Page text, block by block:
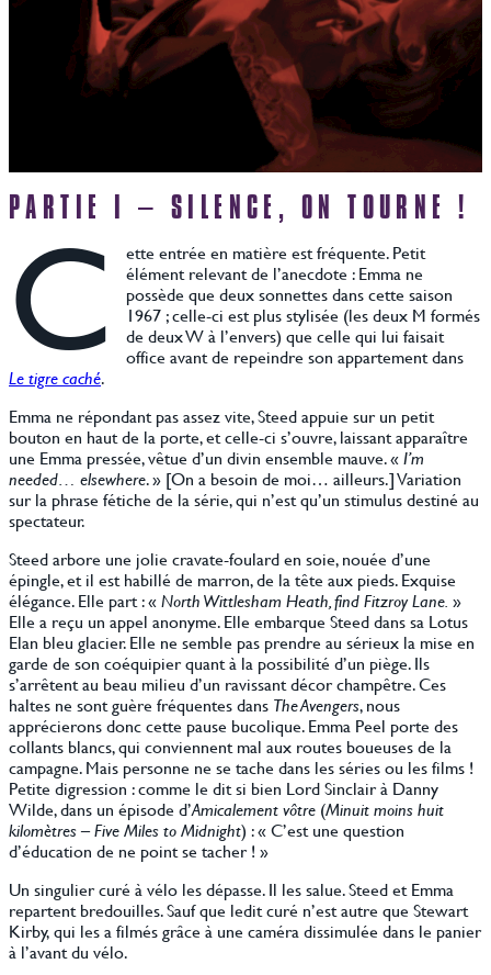
PARTIE I – SILENCE, ON TOURNE !
C
ette entrée en matière est fréquente. Petit
élément relevant de l’anecdote : Emma ne
possède que deux sonnettes dans cette saison
1967 ; celle-ci est plus stylisée (les deux M formés
de deux W à l’envers) que celle qui lui faisait
office avant de repeindre son appartement dans
Le tigre caché.
Emma ne répondant pas assez vite, Steed appuie sur un petit
bouton en haut de la porte, et celle-ci s’ouvre, laissant apparaître
une Emma pressée, vêtue d’un divin ensemble mauve. «I’m
needed… elsewhere. » [On a besoin de moi… ailleurs.] Variation
sur la phrase fétiche de la série, qui n’est qu’un stimulus destiné au
spectateur.
Steed arbore une jolie cravate-foulard en soie, nouée d’une
épingle, et il est habillé de marron, de la tête aux pieds. Exquise
élégance. Elle part : «North Wittlesham Heath, find Fitzroy Lane. »
Elle a reçu un appel anonyme. Elle embarque Steed dans sa Lotus
Elan bleu glacier. Elle ne semble pas prendre au sérieux la mise en
garde de son coéquipier quant à la possibilité d’un piège. Ils
s’arrêtent au beau milieu d’un ravissant décor champêtre. Ces
haltes ne sont guère fréquentes dans The Avengers, nous
apprécierons donc cette pause bucolique. Emma Peel porte des
collants blancs, qui conviennent mal aux routes boueuses de la
campagne. Mais personne ne se tache dans les séries ou les films !
Petite digression : comme le dit si bien Lord Sinclair à Danny
Wilde, dans un épisode d’Amicalement vôtre (Minuit moins huit
kilomètres–Five Miles to Midnight) : « C’est une question
d’éducation de ne point se tacher ! »
Un singulier curé à vélo les dépasse. Il les salue. Steed et Emma
repartent bredouilles. Sauf que ledit curé n’est autre que Stewart
Kirby, qui les a filmés grâce à une caméra dissimulée dans le panier
à l’avant du vélo.